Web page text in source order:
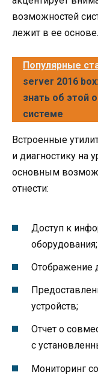
возможностей
лежит в ее основе.
Популярные
server 2016
знать об этой
системе
Встроенные
и диагностику на
основным
отнести:
Доступ к
оборудования;
Отображение
устройств;
Отчет о
с
Мониторинг